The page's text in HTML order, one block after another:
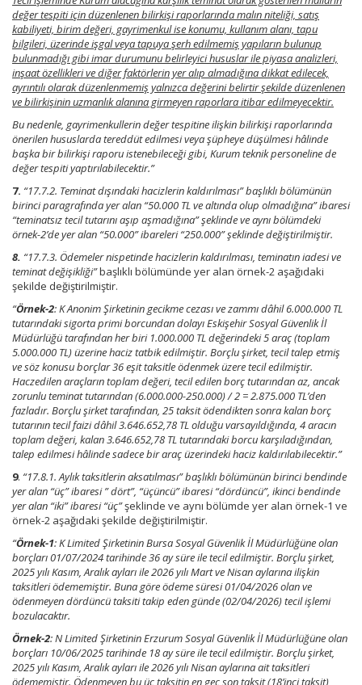
değer tespiti için düzenlenen bilirkişi raporlarında malın niteliği, satış
kabiliyeti, birim değeri, gayrimenkul ise konumu, kullanım alanı, tapu
bilgileri, üzerinde işgal veya tapuya şerh edilmemiş yapıların bulunup
bulunmadığı gibi imar durumunu belirleyici hususlar ile piyasa analizleri,
inşaat özellikleri ve diğer faktörlerin yer alıp almadığına dikkat edilecek,
ayrıntılı olarak düzenlenmemiş yalnızca değerini belirtir şekilde düzenlenen
ve bilirkişinin uzmanlık alanına girmeyen raporlara itibar edilmeyecektir.
Bu nedenle, gayrimenkullerin değer tespitine ilişkin bilirkişi raporlarında
önerilen hususlarda tereddüt edilmesi veya şüpheye düşülmesi hâlinde
başka bir bilirkişi raporu istenebileceği gibi, Kurum teknik personeline de
değer tespiti yaptırılabilecektir.”
7. “17.7.2. Teminat dışındaki hacizlerin kaldırılması” başlıklı bölümünün
birinci paragrafında yer alan “50.000 TL ve altında olup olmadığına” ibaresi
“teminatsız tecil tutarını aşıp aşmadığına” şeklinde ve aynı bölümdeki
örnek-2’de yer alan “50.000” ibareleri “250.000” şeklinde değiştirilmiştir.
8. “17.7.3. Ödemeler nispetinde hacizlerin kaldırılması, teminatın iadesi ve
teminat değişikliği”başlıklı bölümünde yer alan örnek-2 aşağıdaki
şekilde değiştirilmiştir.
“Örnek-2: K Anonim Şirketinin gecikme cezası ve zammı dâhil 6.000.000 TL
tutarındaki sigorta primi borcundan dolayı Eskişehir Sosyal Güvenlik İl
Müdürlüğü tarafından her biri 1.000.000 TL değerindeki 5 araç (toplam
5.000.000 TL) üzerine haciz tatbik edilmiştir. Borçlu şirket, tecil talep etmiş
ve söz konusu borçlar 36 eşit taksitle ödenmek üzere tecil edilmiştir.
Haczedilen araçların toplam değeri, tecil edilen borç tutarından az, ancak
zorunlu teminat tutarından (6.000.000-250.000) / 2 = 2.875.000 TL’den
fazladır. Borçlu şirket tarafından, 25 taksit ödendikten sonra kalan borç
tutarının tecil faizi dâhil 3.646.652,78 TL olduğu varsayıldığında, 4 aracın
toplam değeri, kalan 3.646.652,78 TL tutarındaki borcu karşıladığından,
talep edilmesi hâlinde sadece bir araç üzerindeki haciz kaldırılabilecektir.”
9. “17.8.1. Aylık taksitlerin aksatılması” başlıklı bölümünün birinci bendinde
yer alan “üç” ibaresi ” dört”, “üçüncü” ibaresi “dördüncü”, ikinci bendinde
yer alan “iki” ibaresi “üç”şeklinde ve aynı bölümde yer alan örnek-1 ve
örnek-2 aşağıdaki şekilde değiştirilmiştir.
“Örnek-1: K Limited Şirketinin Bursa Sosyal Güvenlik İl Müdürlüğüne olan
borçları 01/07/2024 tarihinde 36 ay süre ile tecil edilmiştir. Borçlu şirket,
2025 yılı Kasım, Aralık ayları ile 2026 yılı Mart ve Nisan aylarına ilişkin
taksitleri ödememiştir. Buna göre ödeme süresi 01/04/2026 olan ve
ödenmeyen dördüncü taksiti takip eden günde (02/04/2026) tecil işlemi
bozulacaktır.
Örnek-2: N Limited Şirketinin Erzurum Sosyal Güvenlik İl Müdürlüğüne olan
borçları 10/06/2025 tarihinde 18 ay süre ile tecil edilmiştir. Borçlu şirket,
2025 yılı Kasım, Aralık ayları ile 2026 yılı Nisan aylarına ait taksitleri
ödememiştir. Ödenmeyen bu üç taksitin en geç son taksit (18’inci taksit)